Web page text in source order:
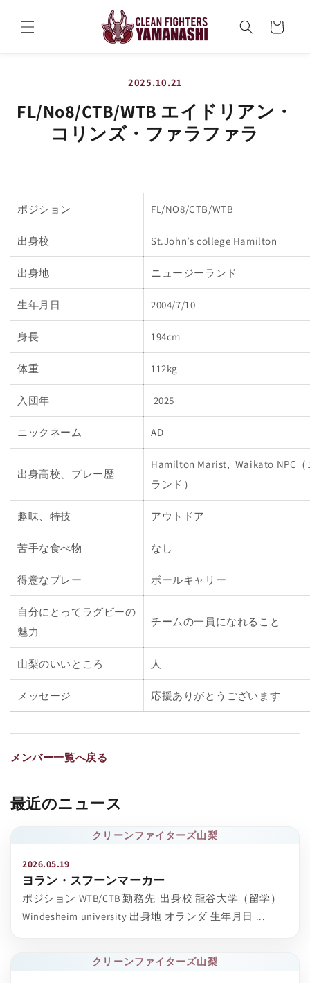
進む
ー
2025.10.21
FL/No8/CTB/WTB エイドリアン・
コリンズ・ファラファラ
ポジション FL/NO8/CTB/WTB
出身校 St.John’s college Hamilton
出身地 ニュージーランド
生年月日 2004/7/10
身長 194cm
体重 112kg
入団年 2025
ニックネーム AD
出身高校、プレー歴
Hamilton Marist, Waikato NPC
ランド）
趣味、特技 アウトドア
苦手な食べ物 なし
得意なプレー ボールキャリー
自分にとってラグビーの
魅力
チームの一員になれること
山梨のいいところ 人
メッセージ 応援ありがとうございます
メンバー一覧へ戻る
最近のニュース
クリーンファイターズ山梨
2026.05.19
ヨラン・スフーンマーカー
ポジション WTB/CTB 勤務先 出身校 龍谷大学（留学）
Windesheim university 出身地 オランダ 生年月日 ...
クリーンファイターズ山梨